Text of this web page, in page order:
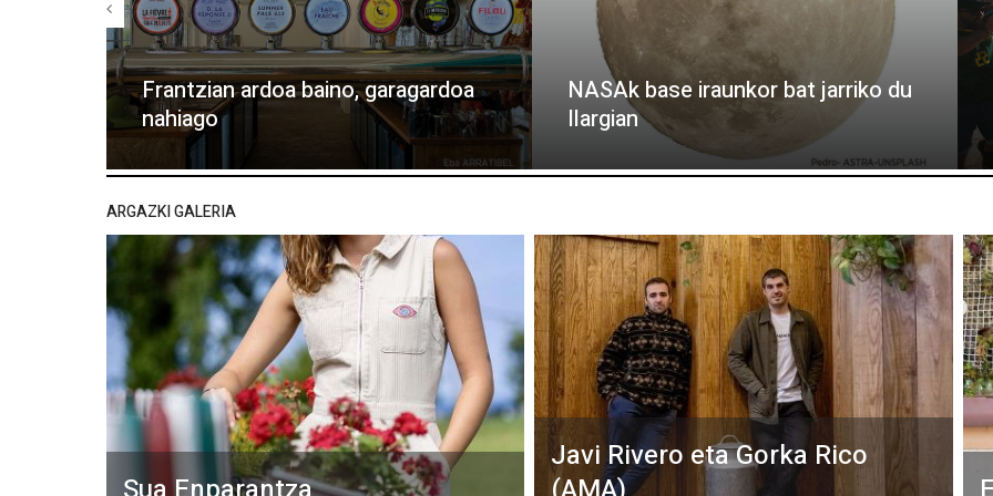
Frantzian ardoa baino, garagardoa
nahiago
NASAk base iraunkor bat jarriko du
Ilargian
ARGAZKI GALERIA
Javi Rivero eta Gorka Rico